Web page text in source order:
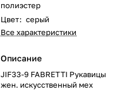
полиэстер
Цвет: серый
Все характеристики
Описание
JIF33-9 FABRETTI Рукавицы
жен. искусственный мех